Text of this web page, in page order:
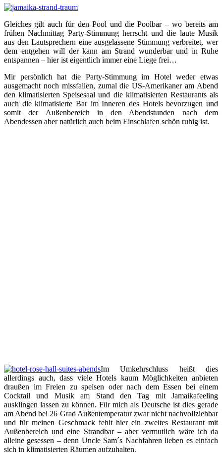
Gleiches gilt auch für den Pool und die Poolbar – wo bereits am
frühen Nachmittag Party-Stimmung herrscht und die laute Musik
aus den Lautsprechern eine ausgelassene Stimmung verbreitet, wer
dem entgehen will der kann am Strand wunderbar und in Ruhe
entspannen – hier ist eigentlich immer eine Liege frei…
Mir persönlich hat die Party-Stimmung im Hotel weder etwas
ausgemacht noch missfallen, zumal die US-Amerikaner am Abend
den klimatisierten Speisesaal und die klimatisierten Restaurants als
auch die klimatisierte Bar im Inneren des Hotels bevorzugen und
somit der Außenbereich in den Abendstunden nach dem
Abendessen aber natürlich auch beim Einschlafen schön ruhig ist.
Im Umkehrschluss heißt dies
allerdings auch, dass viele Hotels kaum Möglichkeiten anbieten
draußen im Freien zu speisen oder nach dem Essen bei einem
Cocktail und Musik am Stand den Tag mit Jamaikafeeling
ausklingen lassen zu können. Für mich als Deutsche ist dies gerade
am Abend bei 26 Grad Außentemperatur zwar nicht nachvollziehbar
und für meinen Geschmack fehlt hier ein zweites Restaurant mit
Außenbereich und eine Strandbar – aber vermutlich wäre ich da
alleine gesessen – denn Uncle Sam´s Nachfahren lieben es einfach
sich in klimatisierten Räumen aufzuhalten.